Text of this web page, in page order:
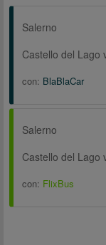
Salerno
Castello del Lago
con: BlaBlaCar
Salerno
Castello del Lago
con: FlixBus